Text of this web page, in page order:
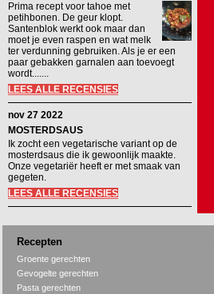
Prima recept voor tahoe met
petihbonen. De geur klopt.
Santenblok werkt ook maar dan
moet je even raspen en wat melk
ter verdunning gebruiken. Als je er een
paar gebakken garnalen aan toevoegt
wordt.......
LEES ALLE RECENSIES
nov 27 2022
MOSTERDSAUS
Ik zocht een vegetarische variant op de
mosterdsaus die ik gewoonlijk maakte.
Onze vegetariër heeft er met smaak van
gegeten.
LEES ALLE RECENSIES
Recepten
Groente gerechten
Gevogelte gerechten
Pasta gerechten